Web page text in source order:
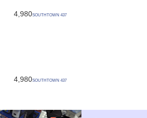
4,980SOUTHTOWN 437
4,980SOUTHTOWN 437